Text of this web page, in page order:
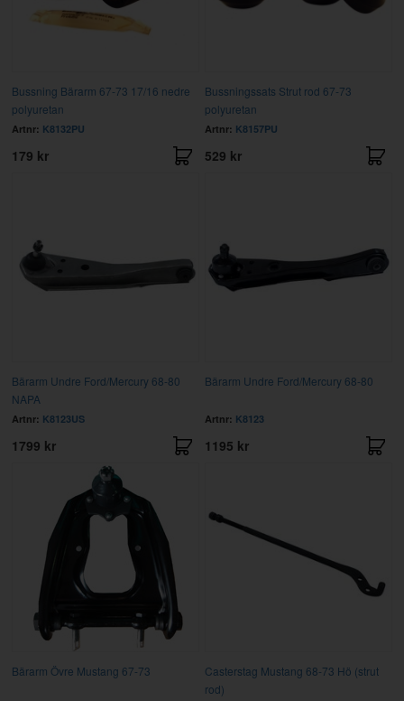
Bussning Bärarm 67-73 17/16 nedre
polyuretan
Artnr: K8132PU
179 kr
Bussningssats Strut rod 67-73
polyuretan
Artnr: K8157PU
529 kr
Bärarm Undre Ford/Mercury 68-80
NAPA
Artnr: K8123US
1799 kr
Bärarm Undre Ford/Mercury 68-80
Artnr: K8123
1195 kr
Bärarm Övre Mustang 67-73
Casterstag Mustang 68-73 Hö (strut
rod)